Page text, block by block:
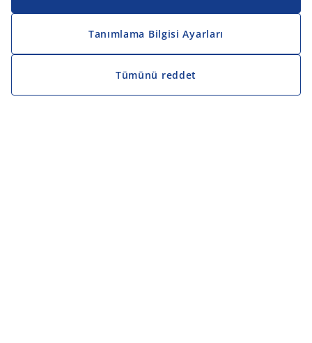
Tanımlama Bilgisi Ayarları
Tümünü reddet